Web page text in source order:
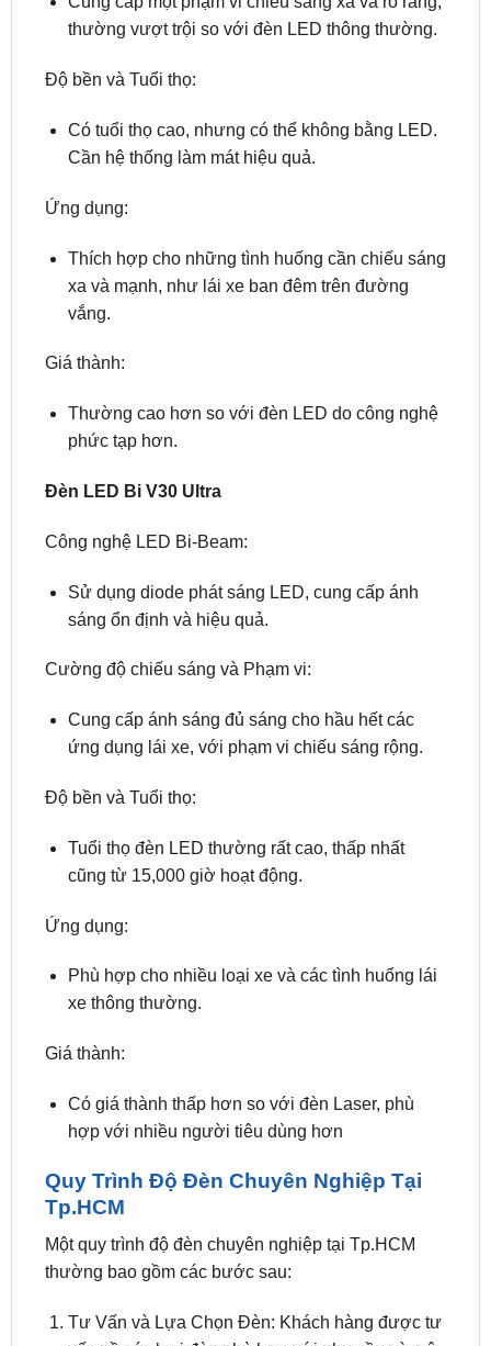
Độ bền và Tuổi thọ:
Có tuổi thọ cao, nhưng có thể không bằng LED.
Ứng dụng:
Thích hợp cho những tình huống cần chiếu sáng
vắng.
Giá thành:
Thường cao hơn so với đèn LED do công nghệ
Đèn LED Bi V30 Ultra
Công nghệ LED Bi-Beam:
Sử dụng diode phát sáng LED, cung cấp ánh
Cường độ chiếu sáng và Phạm vi:
Cung cấp ánh sáng đủ sáng cho hầu hết các
Độ bền và Tuổi thọ:
Tuổi thọ đèn LED thường rất cao, thấp nhất
Ứng dụng:
Phù hợp cho nhiều loại xe và các tình huống lái
Giá thành:
Có giá thành thấp hơn so với đèn Laser, phù
Quy Trình Độ Đèn Chuyên Nghiệp Tại
Một quy trình độ đèn chuyên nghiệp tại Tp.HCM
thường bao gồm các bước sau:
Tư Vấn và Lựa Chọn Đèn: Khách hàng được tư
hình xe.